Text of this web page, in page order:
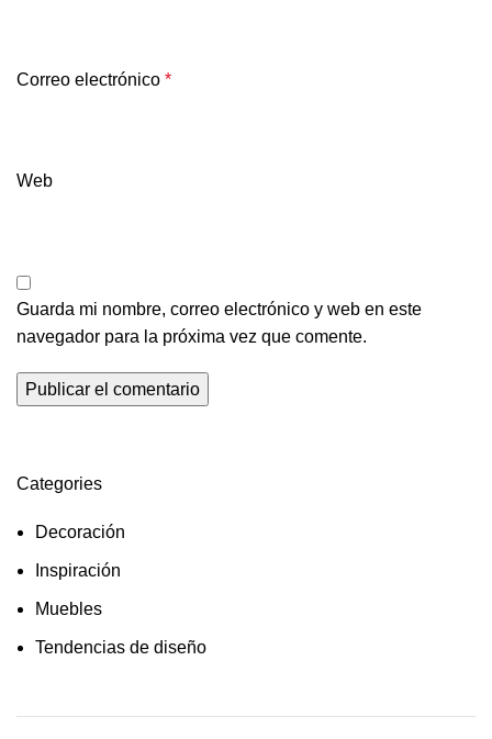
Correo electrónico *
Web
Guarda mi nombre, correo electrónico y web en este
navegador para la próxima vez que comente.
Categories
Decoración
Inspiración
Muebles
Tendencias de diseño